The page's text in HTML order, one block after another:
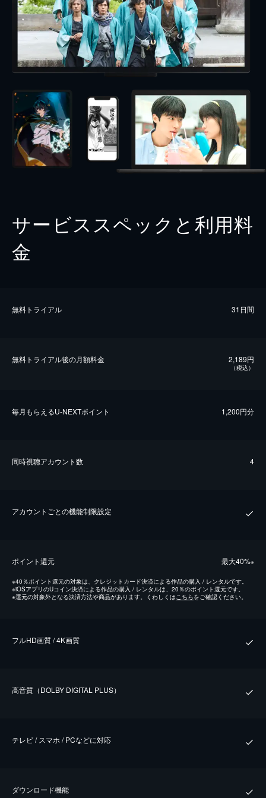
サービススペックと利用料
金
無料トライアル 31日間
無料トライアル後の⽉額料金 2,189円
（税込）
毎⽉もらえるU-NEXTポイント 1,200円分
同時視聴アカウント数 4
アカウントごとの機能制限設定
ポイント還元 最⼤40%※
※40％ポイント還元の対象は、クレジットカード決済による作品の購入 / レンタルです。
※iOSアプリのUコイン決済による作品の購入 / レンタルは、20％のポイント還元です。
※還元の対象外となる決済方法や商品があります。くわしくは こちらをご確認ください。
フルHD画質 / 4K画質
⾼⾳質（DOLBY DIGITAL PLUS）
テレビ / スマホ / PCなどに対応
ダウンロード機能